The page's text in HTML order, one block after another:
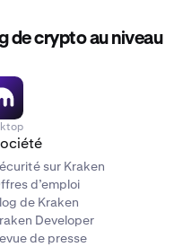
de crypto au niveau
sur Kraken
d’emploi
de Kraken
Developer
de presse